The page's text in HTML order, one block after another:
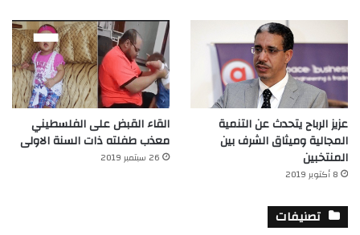
عزيز الرباح يتحدث عن التنمية
المجالية وميثاق الشرف بين
المنتخبين
8 أكتوبر 2019
القاء القبض على الفلسطيني
معذب طفلته ذات السنة الاولى
26 سبتمبر 2019
تصنيفات